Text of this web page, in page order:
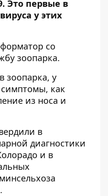
Это первые в
у этих
со
зоопарка.
зоопарка, у
как
из носа и
в
диагностики
и в